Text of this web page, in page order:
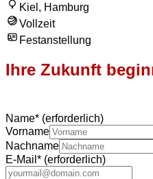
Kiel, Hamburg
Vollzeit
Festanstellung
Ihre Zukunft
Name* (erforderlich)
Vorname
Nachname
E-Mail * (erforderlich)